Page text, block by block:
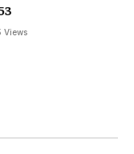
Views